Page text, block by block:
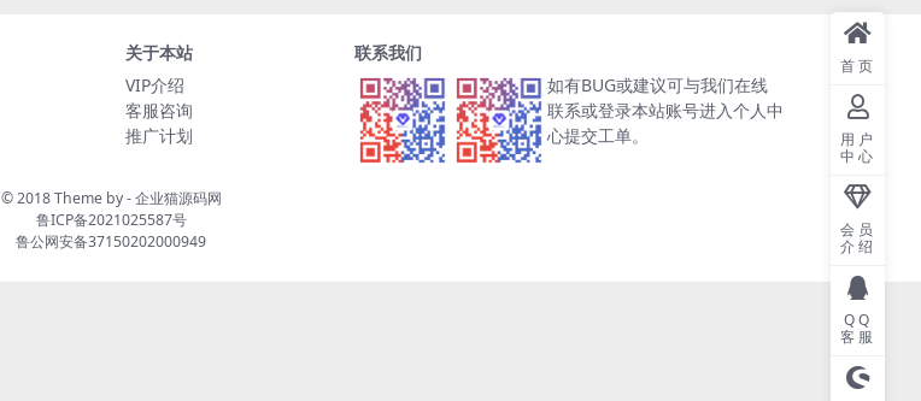
关于本站
VIP介绍
客服咨询
推广计划
联系我们
如有BUG或建议可与我们在线
联系或登录本站账号进入个人中
心提交工单。
© 2018 Theme by -企业猫源码网
鲁ICP备2021025587号
鲁公网安备37150202000949
首页
用户
中心
会员
介绍
QQ
客服